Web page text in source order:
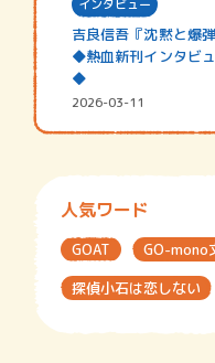
インタビュー
吉良信吾『沈黙と爆弾
◆熱血新刊インタビ
◆
2026-03-11
人気ワード
GOAT GO-mono
探偵小石は恋しない